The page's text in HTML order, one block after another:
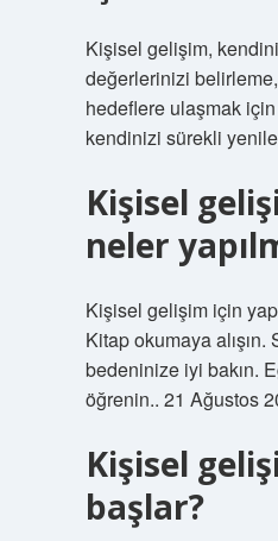
Kişisel gelişim,
değerlerinizi
hedeflere ulaşmak
kendinizi sürekli
Kişisel
neler
Kişisel gelişim için
Kitap okumaya alışın.
bedeninize iyi bakın.
öğrenin.. 21 Ağustos
Kişisel
başlar?